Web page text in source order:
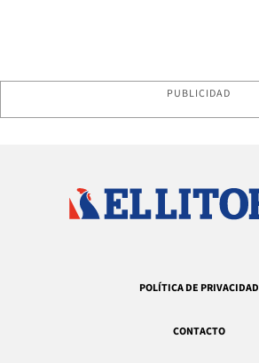
PUBLICIDAD
POLÍTICA DE PRIVACIDAD
CONTACTO